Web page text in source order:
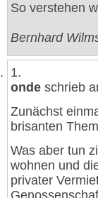
So verstehen
Bernhard
1.
onde schrieb
Zunächst
brisanten
Was aber tun
wohnen und
privater